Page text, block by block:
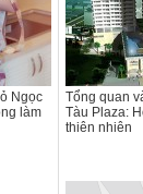
Ngọc
làm
Tổng quan
Tàu Plaza:
thiên nhiên